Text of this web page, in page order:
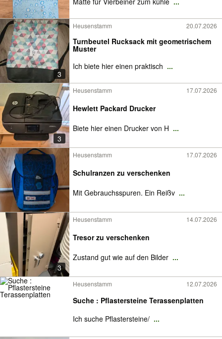
3
Heusenstamm 20.07.2026
Turnbeutel Rucksack mit geometrischem
Muster
Ich biete hier einen praktisch ...
3
Heusenstamm 17.07.2026
Hewlett Packard Drucker
Biete hier einen Drucker von H ...
Heusenstamm 17.07.2026
Schulranzen zu verschenken
Mit Gebrauchsspuren. Ein Reißv ...
3
Heusenstamm 14.07.2026
Tresor zu verschenken
Zustand gut wie auf den Bilder ...
Heusenstamm 12.07.2026
Suche : Pflastersteine Terassenplatten
Ich suche Pflastersteine/ ...